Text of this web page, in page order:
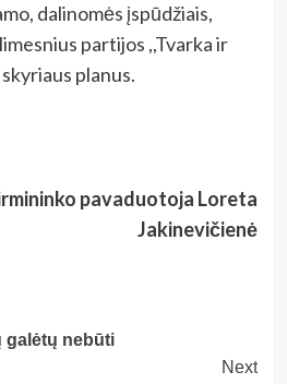
dalinomės įspūdžiais,
partijos ,,Tvarka ir
planus.
pavaduotoja Loreta
Jakinevičienė
nebūti
Next